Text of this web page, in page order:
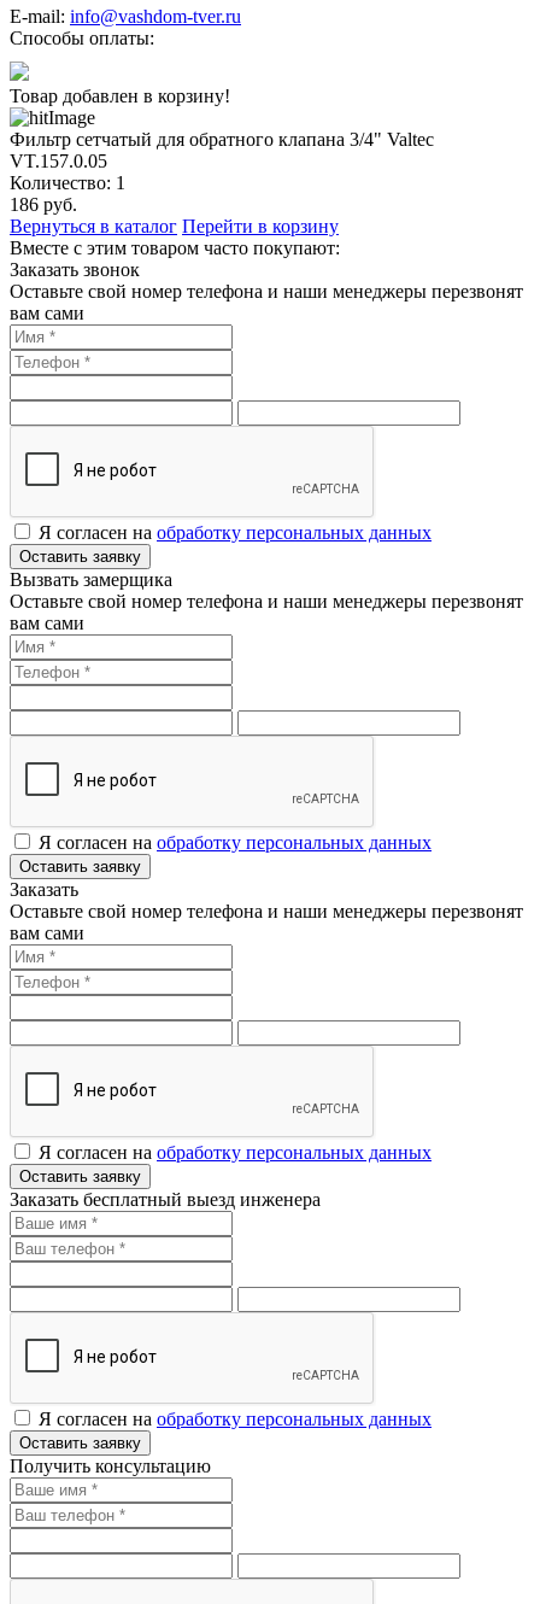
E-mail: info@vashdom-tver.ru
Способы оплаты:
Товар добавлен в корзину!
Фильтр сетчатый для обратного клапана 3/4" Valtec
VT.157.0.05
Количество: 1
186 руб.
Вернуться в каталог Перейти в корзину
Вместе с этим товаром часто покупают:
Заказать звонок
Оставьте свой номер телефона и наши менеджеры перезвонят
вам сами
Я согласен на обработку персональных данных
Оставить заявку
Вызвать замерщика
Оставьте свой номер телефона и наши менеджеры перезвонят
вам сами
Я согласен на обработку персональных данных
Оставить заявку
Заказать
Оставьте свой номер телефона и наши менеджеры перезвонят
вам сами
Я согласен на обработку персональных данных
Оставить заявку
Заказать бесплатный выезд инженера
Я согласен на обработку персональных данных
Оставить заявку
Получить консультацию